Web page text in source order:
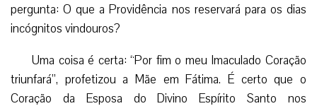
pergunta: O que a Providência nos reservará para os dias
incógnitos vindouros?
Uma coisa é certa: “Por fim o meu Imaculado Coração
triunfará”, profetizou a Mãe em Fátima. É certo que o
Coração da Esposa do Divino Espírito Santo nos